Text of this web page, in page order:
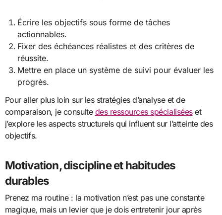
Écrire les objectifs sous forme de tâches
actionnables.
Fixer des échéances réalistes et des critères de
réussite.
Mettre en place un système de suivi pour évaluer les
progrès.
Pour aller plus loin sur les stratégies d’analyse et de
comparaison, je consulte des ressources spécialiséeset
j’explore les aspects structurels qui influent sur l’atteinte des
objectifs.
Motivation, discipline et habitudes
durables
Prenez ma routine : la motivation n’est pas une constante
magique, mais un levier que je dois entretenir jour après